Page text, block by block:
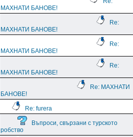
МАХНАТИ БАНОВЕ!
Re:
МАХНАТИ БАНОВЕ!
Re:
МАХНАТИ БАНОВЕ!
Re:
МАХНАТИ БАНОВЕ!
Re: МАХНАТИ
БАНОВЕ!
Re: furera
Въпроси, свързани с турското
робство